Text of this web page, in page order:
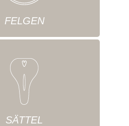
FELGEN
SÄTTEL